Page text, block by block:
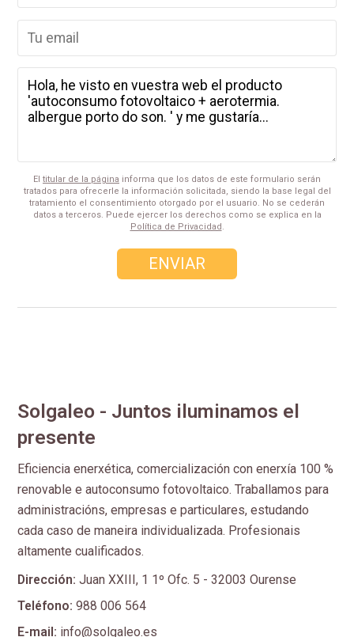
El titular de la página informa que los datos de este formulario serán
tratados para ofrecerle la información solicitada, siendo la base legal del
tratamiento el consentimiento otorgado por el usuario. No se cederán
datos a terceros. Puede ejercer los derechos como se explica en la
Política de Privacidad.
Solgaleo - Juntos iluminamos el
presente
Eficiencia enerxética, comercialización con enerxía 100 %
renovable e autoconsumo fotovoltaico. Traballamos para
administracións, empresas e particulares, estudando
cada caso de maneira individualizada. Profesionais
altamente cualificados.
Dirección: Juan XXIII, 1 1º Ofc. 5 - 32003 Ourense
Teléfono: 988 006 564
E-mail: info@solgaleo.es